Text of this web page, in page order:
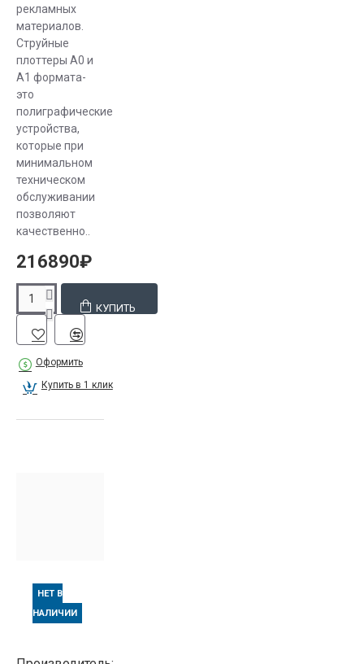
рекламных
материалов.
Струйные
плоттеры А0 и
А1 формата-
это
полиграфические
устройства,
которые при
минимальном
техническом
обслуживании
позволяют
качественно..
216890₽
КУПИТЬ
Оформить
Купить в 1 клик
НЕТ В
НАЛИЧИИ